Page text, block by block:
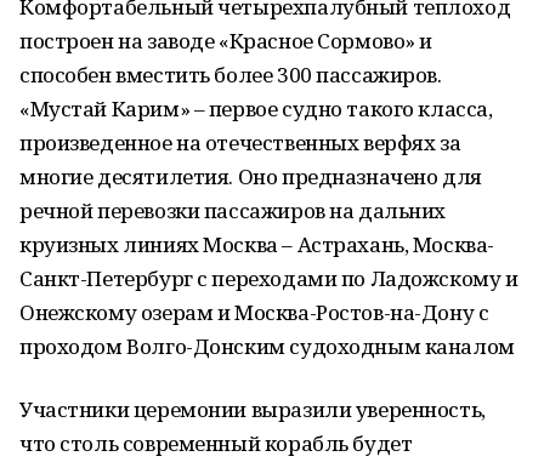
Комфортабельный четырехпалубный теплоход
построен на заводе «Красное Сормово» и
способен вместить более 300 пассажиров.
«Мустай Карим» – первое судно такого класса,
произведенное на отечественных верфях за
многие десятилетия. Оно предназначено для
речной перевозки пассажиров на дальних
круизных линиях Москва – Астрахань, Москва-
Санкт-Петербург с переходами по Ладожскому и
Онежскому озерам и Москва-Ростов-на-Дону с
проходом Волго-Донским судоходным каналом
Участники церемонии выразили уверенность,
что столь современный корабль будет